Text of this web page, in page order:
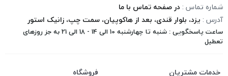
شماره تماس : در صفحه تماس با ما
آدرس : یزد، بلوار قندی، بعد از هاکوپیان، سمت چپ، زانیک استور
ساعت پاسخگویی : شنبه تا چهارشنبه 10 الی 14 - 18 الی 21 به جز روزهای
تعطیل
خدمات مشتریان فروشگاه